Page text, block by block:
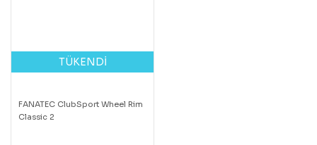
TÜKENDİ
FANATEC ClubSport Wheel Rim
Classic 2